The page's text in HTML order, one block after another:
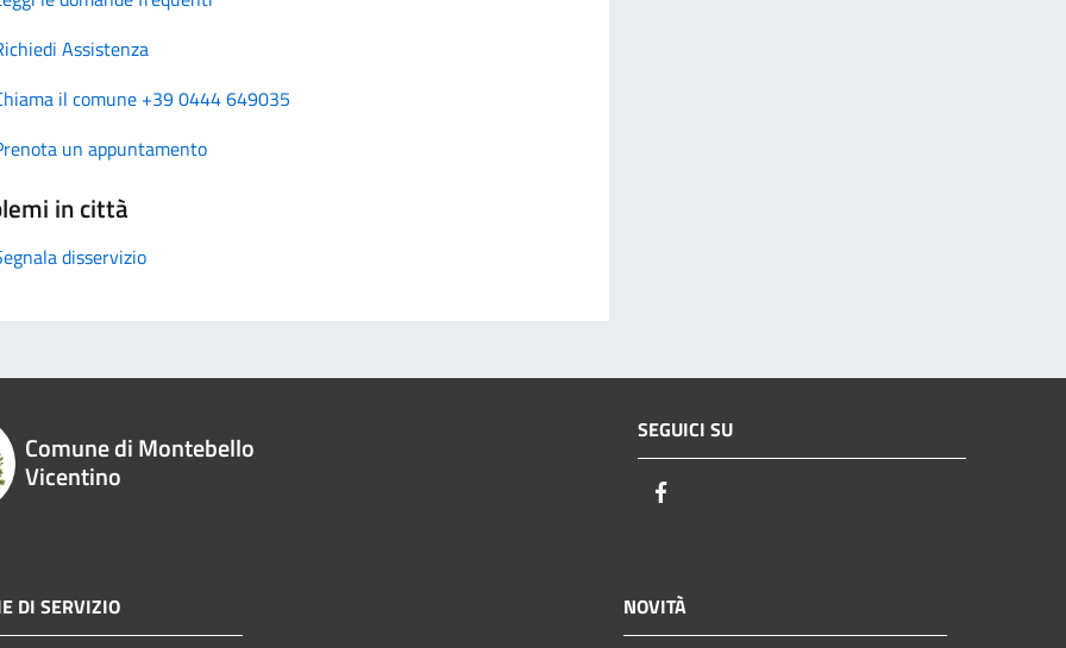
Assistenza
il comune +39 0444 649035
un appuntamento
in città
disservizio
Comune di Montebello
Vicentino
SEGUICI SU
DI SERVIZIO NOVITÀ